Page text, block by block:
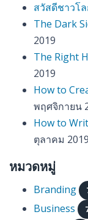
สวัสดีชาวโล
The Dark
2019
The Right
2019
How to
พฤศจิกายน
How to
ตุลาคม 2019
หมวดหมู่
Branding
Business